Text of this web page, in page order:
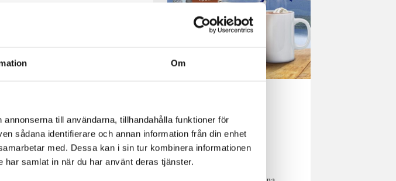
Om
till användarna, tillhandahålla funktioner för
sådana identifierare och annan information från din enhet
med. Dessa kan i sin tur kombinera informationen
samlat in när du har använt deras tjänster.
njutning i alla
väder
Har du provat